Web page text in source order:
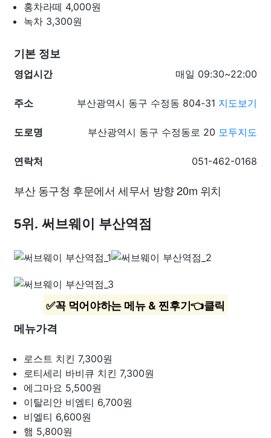
홍차라떼 4,000원
녹차 3,300원
기본 정보
영업시간
매일 09:30~22:00
주소 부산광역시 동구 수정동 804-31 지도보기
도로명 부산광역시 동구 수정동로 20 모두지도
연락처 051-462-0168
부산 동구청 후문에서 세무서 방향 20m 위치
5위. 써브웨이 부산역점
✅꼭 먹어야하는 메뉴 & 찐후기👈클릭
메뉴가격
로스트 치킨 7,300원
로티세리 바비큐 치킨 7,300원
에그마요 5,500원
이탈리안 비엠티 6,700원
비엘티 6,600원
햄 5,800원